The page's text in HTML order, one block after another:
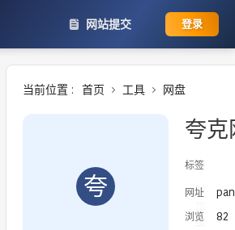
网站提交 登录
当前位置 : 首页 工具 网盘
夸
夸
标签
网址
浏览 82
添
到